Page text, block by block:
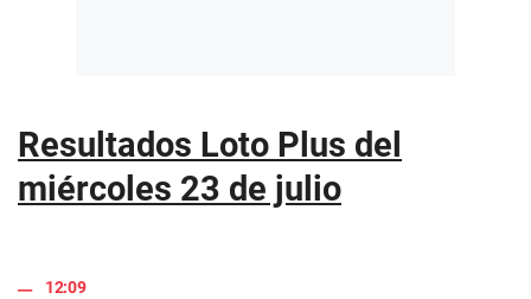
Resultados Loto Plus del
miércoles 23 de julio
12:09